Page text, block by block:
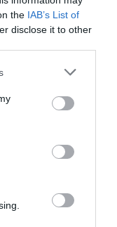
the IAB’s List of
disclose it to other
Για Να Σώσει
Φοιτητών